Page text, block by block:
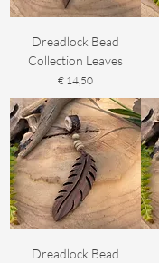
Dreadlock Bead
Collection Leaves
Prijs
€ 14,50
Dreadlock Bead